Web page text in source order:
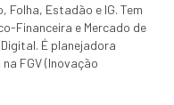
Folha, Estadão e IG. Tem
Financeira e Mercado de
É planejadora
FGV (Inovação